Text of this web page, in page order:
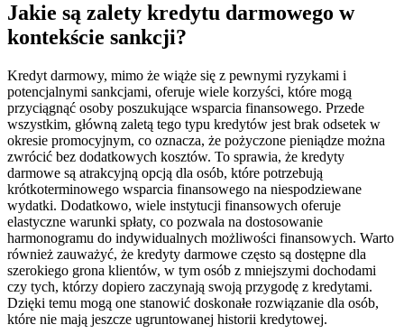
Jakie są zalety kredytu darmowego w
kontekście sankcji?
Kredyt darmowy, mimo że wiąże się z pewnymi ryzykami i
potencjalnymi sankcjami, oferuje wiele korzyści, które mogą
przyciągnąć osoby poszukujące wsparcia finansowego. Przede
wszystkim, główną zaletą tego typu kredytów jest brak odsetek w
okresie promocyjnym, co oznacza, że pożyczone pieniądze można
zwrócić bez dodatkowych kosztów. To sprawia, że kredyty
darmowe są atrakcyjną opcją dla osób, które potrzebują
krótkoterminowego wsparcia finansowego na niespodziewane
wydatki. Dodatkowo, wiele instytucji finansowych oferuje
elastyczne warunki spłaty, co pozwala na dostosowanie
harmonogramu do indywidualnych możliwości finansowych. Warto
również zauważyć, że kredyty darmowe często są dostępne dla
szerokiego grona klientów, w tym osób z mniejszymi dochodami
czy tych, którzy dopiero zaczynają swoją przygodę z kredytami.
Dzięki temu mogą one stanowić doskonałe rozwiązanie dla osób,
które nie mają jeszcze ugruntowanej historii kredytowej.